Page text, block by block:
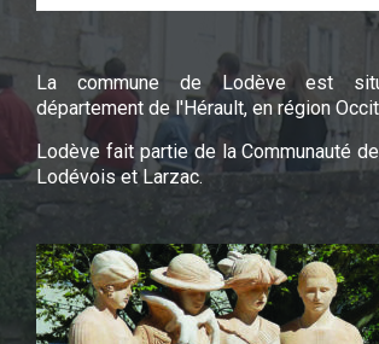
La commune de Lodève est
département de l'Hérault, en région
Lodève fait partie de la Communauté
Lodévois et Larzac.